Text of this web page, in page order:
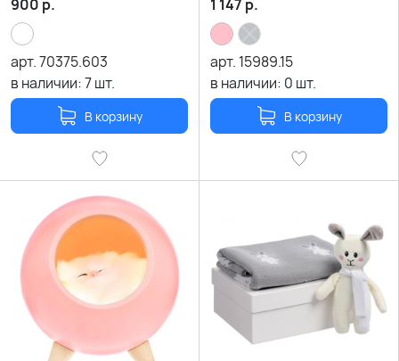
900 р.
арт.70375.603
в наличии:7шт.
В корзину
1 147 р.
арт. 15989.15
в наличии: 0 шт.
В корзину